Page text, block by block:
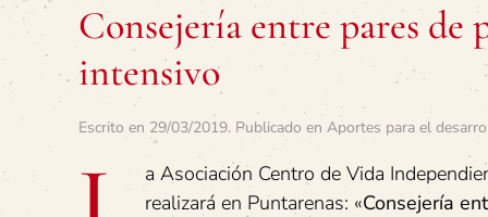
Consejería entre pares de
intensivo
Escrito en 29/03/2019. Publicado en Aportes para el
a Asociación Centro de Vida
realizará en Puntarenas: «Consejería